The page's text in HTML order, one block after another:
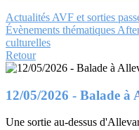
Actualités AVF et sorties
Évènements thématiques
culturelles
Retour
12/05/2026 - Balade à
Une sortie au-dessus